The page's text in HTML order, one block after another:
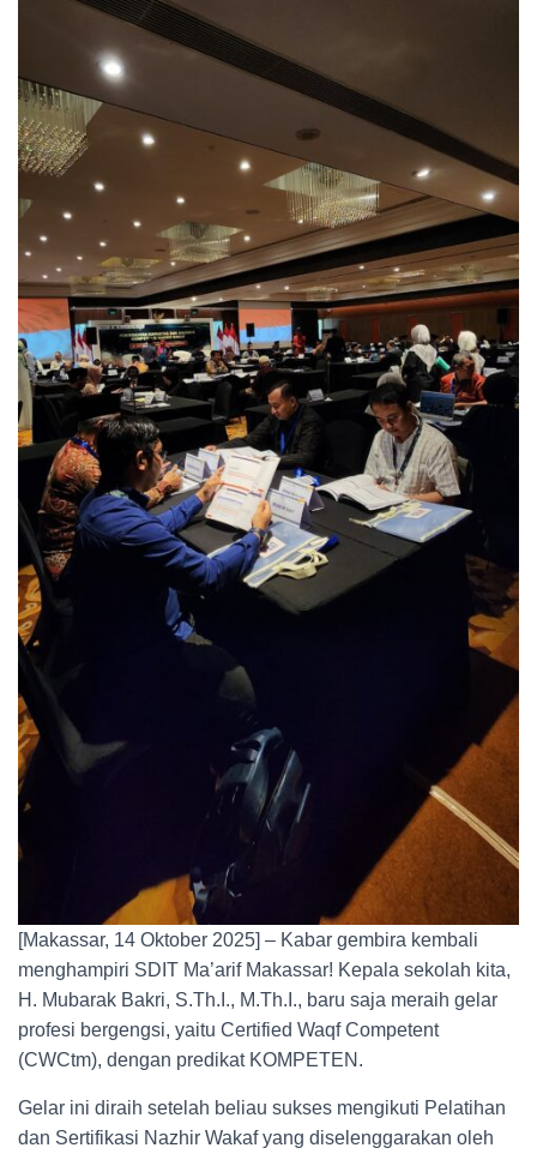
[Makassar, 14 Oktober 2025] – Kabar gembira kembali
menghampiri SDIT Ma’arif Makassar! Kepala sekolah kita,
H. Mubarak Bakri, S.Th.I., M.Th.I., baru saja meraih gelar
profesi bergengsi, yaitu Certified Waqf Competent
(CWCtm), dengan predikat KOMPETEN.
Gelar ini diraih setelah beliau sukses mengikuti Pelatihan
dan Sertifikasi Nazhir Wakaf yang diselenggarakan oleh